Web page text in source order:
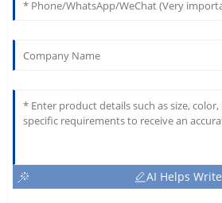
AI Helps Write